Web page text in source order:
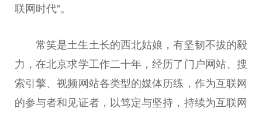
联网时代”。
常笑是土生土长的西北姑娘，有坚韧不拔的毅
力，在北京求学工作二十年，经历了门户网站、搜
索引擎、视频网站各类型的媒体历练，作为互联网
的参与者和见证者，以笃定与坚持，持续为互联网